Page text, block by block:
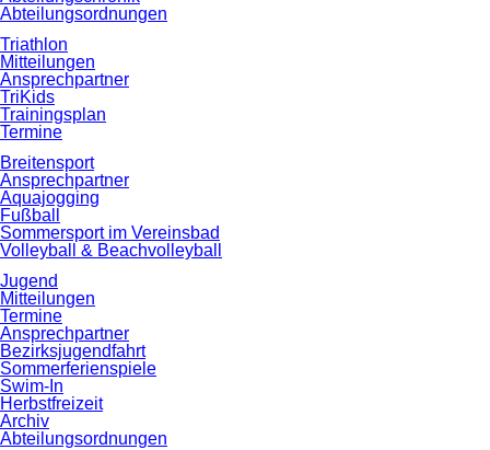
Abteilungsordnungen
Triathlon
Mitteilungen
Ansprechpartner
TriKids
Trainingsplan
Termine
Breitensport
Ansprechpartner
Aquajogging
Fußball
Sommersport im Vereinsbad
Volleyball & Beachvolleyball
Jugend
Mitteilungen
Termine
Ansprechpartner
Bezirksjugendfahrt
Sommerferienspiele
Swim-In
Herbstfreizeit
Archiv
Abteilungsordnungen